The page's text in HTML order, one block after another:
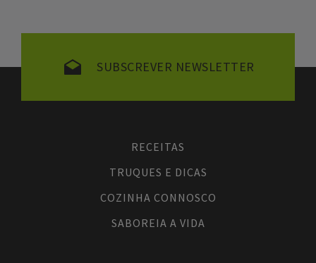
SUBSCREVER NEWSLETTER
RECEITAS
TRUQUES E DICAS
COZINHA CONNOSCO
SABOREIA A VIDA